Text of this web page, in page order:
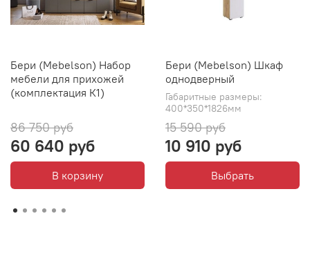
Бери (Mebelson) Набор
мебели для прихожей
(комплектация К1)
86 750 руб
60 640 руб
В корзину
Бери (Mebelson) Шкаф
однодверный
Габаритные размеры:
400*350*1826мм
15 590 руб
10 910 руб
Выбрать